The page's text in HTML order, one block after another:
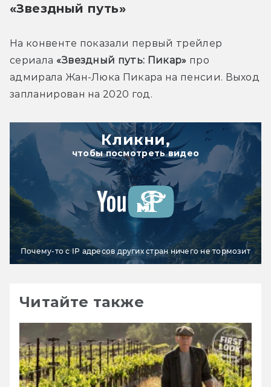
«Звездный путь»
На конвенте показали первый трейлер
сериала «Звездный путь: Пикар» про
адмирала Жан-Люка Пикара на пенсии. Выход
запланирован на 2020 год.
Кликни,
чтобы посмотреть видео
Почему-то с IP адресов других стран ничего не тормозит
Читайте также